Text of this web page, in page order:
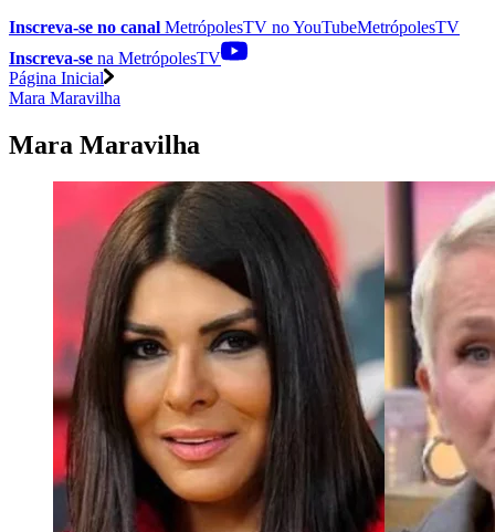
Inscreva-se no canal MetrópolesTV noYouTubeMetrópolesTV
Inscreva-se na MetrópolesTV
Página Inicial
Mara Maravilha
Mara Maravilha